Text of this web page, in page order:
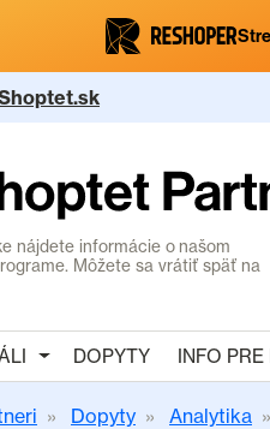
nájdete informácie o našom
Môžete sa vrátiť späť na
DOPYTY INFO
Dopyty Analytika